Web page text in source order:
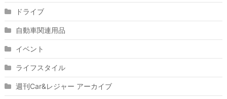
ドライブ
自動車関連用品
イベント
ライフスタイル
週刊Car&レジャー アーカイブ